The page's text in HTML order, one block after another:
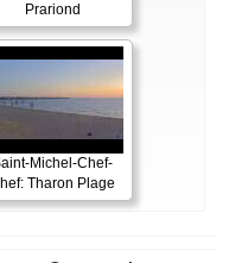
Prariond
Michel-Chef-
Tharon Plage